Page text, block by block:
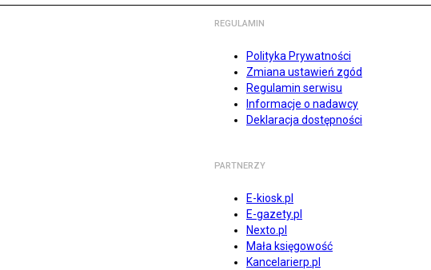
REGULAMIN
Polityka Prywatności
Zmiana ustawień zgód
Regulamin serwisu
Informacje o nadawcy
Deklaracja dostępności
PARTNERZY
E-kiosk.pl
E-gazety.pl
Nexto.pl
Mała księgowość
Kancelarierp.pl